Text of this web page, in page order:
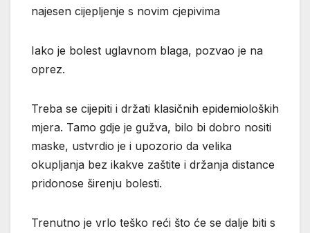
najesen cijepljenje s novim cjepivima
Iako je bolest uglavnom blaga, pozvao je na
oprez.
Treba se cijepiti i držati klasičnih epidemioloških
mjera. Tamo gdje je gužva, bilo bi dobro nositi
maske, ustvrdio je i upozorio da velika
okupljanja bez ikakve zaštite i držanja distance
pridonose širenju bolesti.
Trenutno je vrlo teško reći što će se dalje biti s